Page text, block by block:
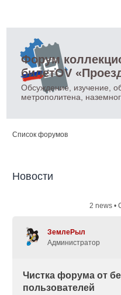
Форум
билетOV
Обсуждение, изучение,
метрополитена,
Список форумов
Новости
2 news •
ЗемлеРыл
Администратор
Чистка форума от
пользователей